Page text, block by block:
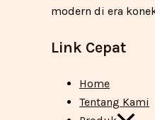
modern di era
Link Cepat
Home
Tentang Kami